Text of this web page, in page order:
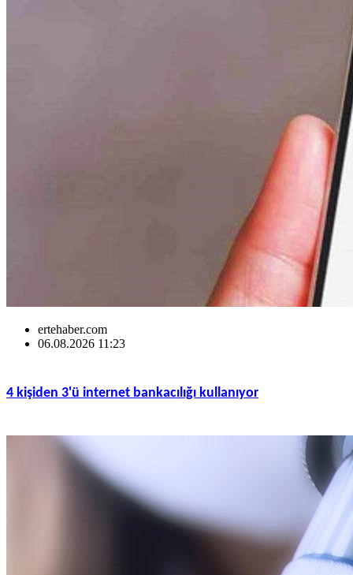
ertehaber.com
06.08.2026 11:23
4 kişiden 3'ü internet bankacılığı kullanıyor